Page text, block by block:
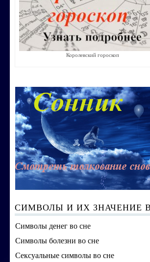
Строим счастливую семью
СТОИМОСТЬ УСЛУГ
Королевский гороскоп
СИМВОЛЫ И ИХ ЗНАЧЕНИЕ
Символы денег во сне
Символы болезни во сне
Сексуальные символы во сне